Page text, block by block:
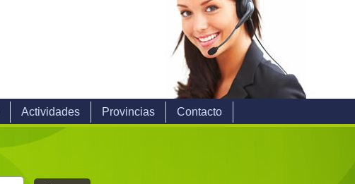
Actividades Provincias Contacto